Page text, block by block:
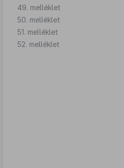
49. melléklet
50. melléklet
51. melléklet
52. melléklet